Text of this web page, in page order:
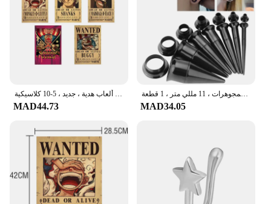
MAD44.73
الجراحية الفولاذ المقاوم للصدأ الأذن نقالة عدة ، ثقب الأقراط ، مقاييس المتوسع ، اللحم نفق هيئة المجوهرات ، 11 مللي متر ، 1 قطعة
MAD34.05